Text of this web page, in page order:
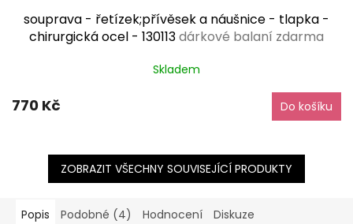
souprava - řetízek;přívěsek a náušnice - tlapka -
chirurgická ocel - 130113dárkové balaní zdarma
Skladem
770 Kč Do košíku
ZOBRAZIT VŠECHNY SOUVISEJÍCÍ PRODUKTY
Popis Podobné (4) Hodnocení Diskuze